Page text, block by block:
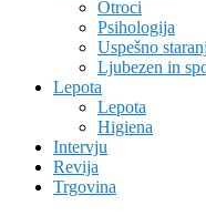
Otroci
Psihologija
Uspešno
Ljubezen in
Lepota
Lepota
Higiena
Intervju
Revija
Trgovina